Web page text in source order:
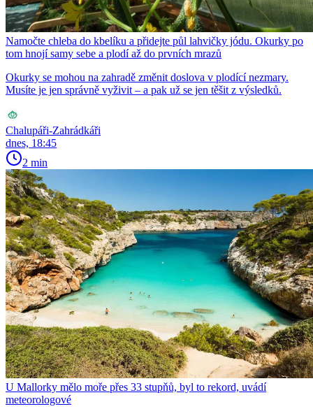
Namočte chleba do kbelíku a přidejte půl lahvičky jódu. Okurky po
tom hnojí samy sebe a plodí až do prvních mrazů
Okurky se mohou na zahradě změnit doslova v plodící nezmary.
Musíte je jen správně vyživit – a pak už se jen těšit z výsledků.
Chalupáři-Zahrádkáři
dnes, 18:45
2 min
U Mallorky mělo moře přes 33 stupňů, byl to rekord, uvádí
meteorologové